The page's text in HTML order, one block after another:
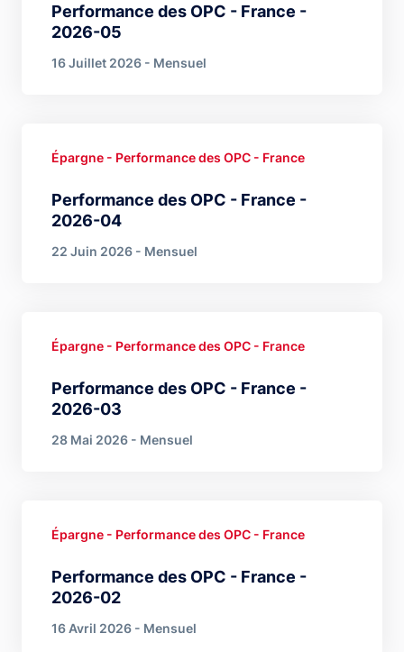
Performance des OPC - France -
2026-05
16 Juillet 2026 - Mensuel
Performance des OPC - France -
2026-04
Épargne - Performance des OPC - France
22 Juin 2026 - Mensuel
Performance des OPC - France -
2026-03
Épargne - Performance des OPC - France
28 Mai 2026 - Mensuel
Performance des OPC - France -
2026-02
Épargne - Performance des OPC - France
16 Avril 2026 - Mensuel